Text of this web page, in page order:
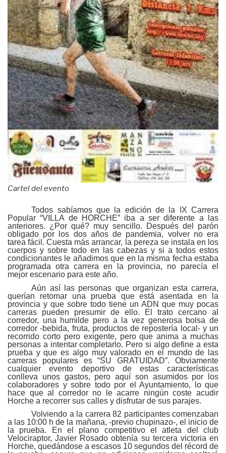
Cartel del evento
Todos sabíamos que la edición de la IX Carrera
Popular “VILLA de HORCHE” iba a ser diferente a las
anteriores. ¿Por qué? muy sencillo. Después del parón
obligado por los dos años de pandemia, volver no era
tarea fácil. Cuesta más arrancar, la pereza se instala en los
cuerpos y sobre todo en las cabezas y si a todos estos
condicionantes le añadimos que en la misma fecha estaba
programada otra carrera en la provincia, no parecía el
mejor escenario para este año.
Aún así las personas que organizan esta carrera,
querían retomar una prueba que está asentada en la
provincia y que sobre todo tiene un ADN que muy pocas
carreras pueden presumir de ello. El trato cercano al
corredor, una humilde pero a la vez generosa bolsa de
corredor -bebida, fruta, productos de repostería local- y un
recorrido corto pero exigente, pero que anima a muchas
personas a intentar completarlo. Pero si algo define a esta
prueba y que es algo muy valorado en el mundo de las
carreras populares es “SU GRATUIDAD”. Obviamente
cualquier evento deportivo de estas características
conlleva unos gastos, pero aquí son asumidos por los
colaboradores y sobre todo por el Ayuntamiento, lo que
hace que al corredor no le acarre ningún coste acudir
Horche a recorrer sus calles y disfrutar de sus parajes.
Volviendo a la carrera 82 participantes comenzaban
a las 10:00 h de la mañana, -previo chupinazo-, el inicio de
la prueba. En el plano competitivo el atleta del club
Velociraptor, Javier Rosado obtenía su tercera victoria en
Horche, quedándose a escasos 10 segundos del récord de